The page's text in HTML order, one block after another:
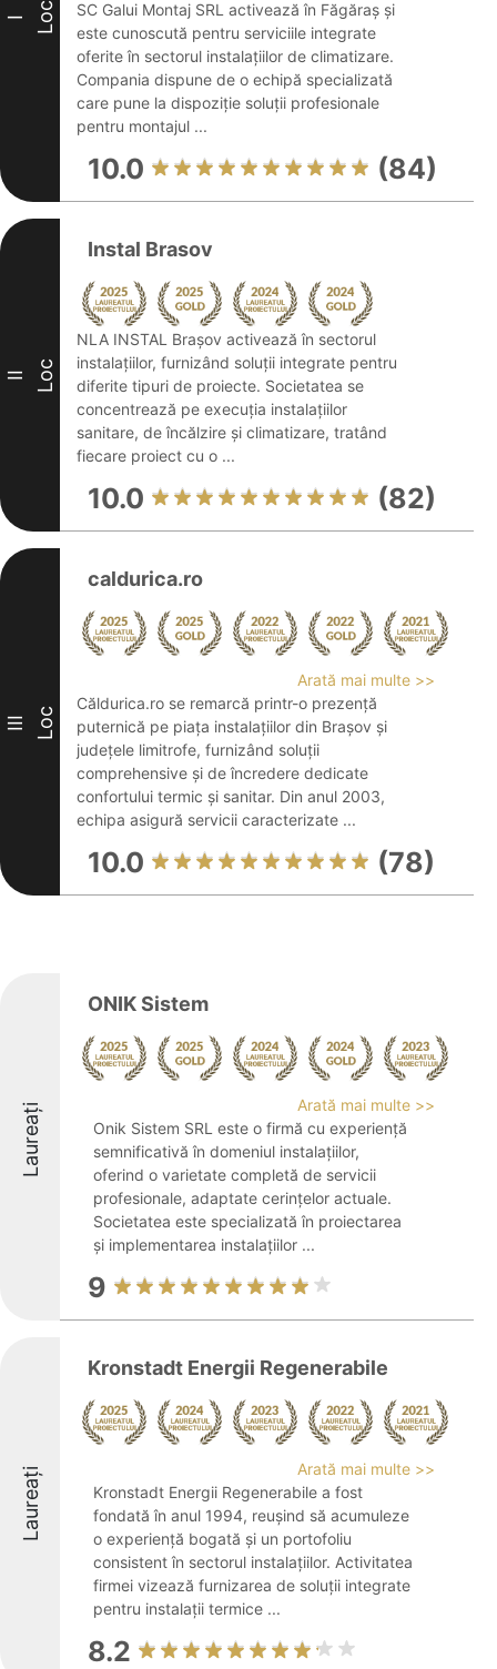
I Loc
SC Galui Montaj SRL activează în Făgăraș și
este cunoscută pentru serviciile integrate
oferite în sectorul instalațiilor de climatizare.
Compania dispune de o echipă specializată
care pune la dispoziție soluții profesionale
pentru montajul ...
10.0 (84)
II Loc
Instal Brasov
NLA INSTAL Brașov activează în sectorul
instalațiilor, furnizând soluții integrate pentru
diferite tipuri de proiecte. Societatea se
concentrează pe execuția instalațiilor
sanitare, de încălzire și climatizare, tratând
fiecare proiect cu o ...
10.0 (82)
III Loc
caldurica.ro
Arată mai multe >>
Căldurica.ro se remarcă printr-o prezență
puternică pe piața instalațiilor din Brașov și
județele limitrofe, furnizând soluții
comprehensive și de încredere dedicate
confortului termic și sanitar. Din anul 2003,
echipa asigură servicii caracterizate ...
10.0 (78)
Laureați
ONIK Sistem
Arată mai multe >>
Onik Sistem SRL este o firmă cu experiență
semnificativă în domeniul instalațiilor,
oferind o varietate completă de servicii
profesionale, adaptate cerințelor actuale.
Societatea este specializată în proiectarea
și implementarea instalațiilor ...
9
Laureați
Kronstadt Energii Regenerabile
Arată mai multe >>
Kronstadt Energii Regenerabile a fost
fondată în anul 1994, reușind să acumuleze
o experiență bogată și un portofoliu
consistent în sectorul instalațiilor. Activitatea
firmei vizează furnizarea de soluții integrate
pentru instalații termice ...
8.2